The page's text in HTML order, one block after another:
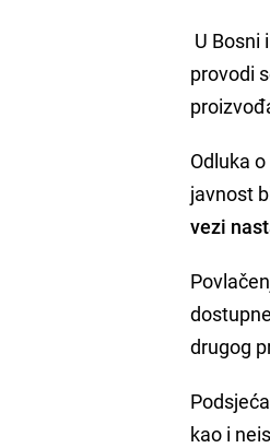
U Bosni
provodi
Odluka
javnost
vezi
drugog
kao i